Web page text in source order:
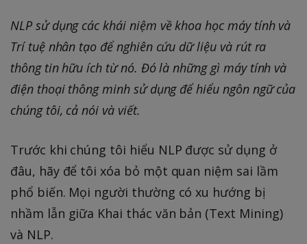
NLP sử dụng các khái niệm về khoa học máy tính và
Trí tuệ nhân tạo để nghiên cứu dữ liệu và rút ra
thông tin hữu ích từ nó. Đó là những gì máy tính và
điện thoại thông minh sử dụng để hiểu ngôn ngữ của
chúng tôi, cả nói và viết.
Trước khi chúng tôi hiểu NLP được sử dụng ở
đâu, hãy để tôi xóa bỏ một quan niệm sai lầm
phổ biến. Mọi người thường có xu hướng bị
nhầm lẫn giữa Khai thác văn bản (Text Mining)
và NLP.